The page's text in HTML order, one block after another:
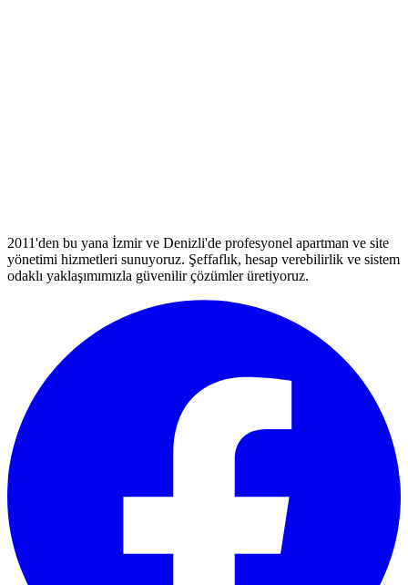
2011'den bu yana İzmir ve Denizli'de profesyonel apartman ve site
yönetimi hizmetleri sunuyoruz. Şeffaflık, hesap verebilirlik ve sistem
odaklı yaklaşımımızla güvenilir çözümler üretiyoruz.